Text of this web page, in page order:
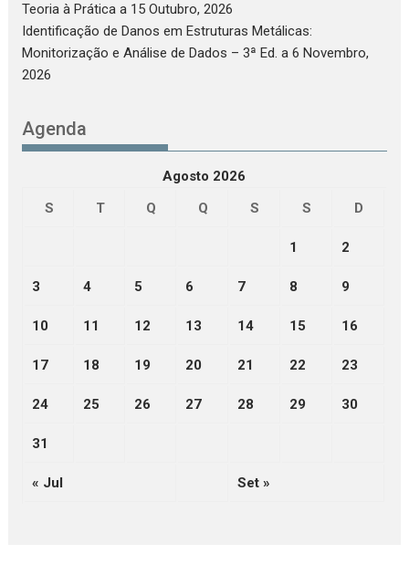
Teoria à Prática a 15 Outubro, 2026
Identificação de Danos em Estruturas Metálicas:
Monitorização e Análise de Dados – 3ª Ed. a 6 Novembro,
2026
Agenda
Agosto 2026
S
T Q Q S S D
1 2
3 4 5 6 7 8 9
10 11 12 13 14 15 16
17 18 19 20 21 22 23
24 25 26 27 28 29 30
31
« Jul Set »